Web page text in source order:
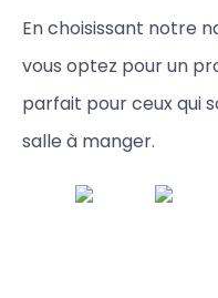
En choisissant notre
vous optez pour un
parfait pour ceux qui
salle à manger.